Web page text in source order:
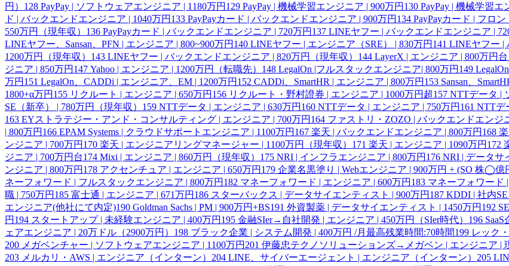
円） 128 PayPay | ソフトウェアエンジニア | 1180万円 129 PayPay | 機械学習エンジニア | 900万円 130 PayPay | 機械学習エ
ド | バックエンドエンジニア | 1040万円 133 PayPayカード | バックエンドエンジニア | 900万円 134 PayPayカード | フロ
550万円（現年収） 136 PayPayカード | バックエンドエンジニア | 720万円 137 LINEヤフー | バックエンドエンジニア |
LINEヤフー、Sansan、PFN | エンジニア | 800~900万円 140 LINEヤフー | エンジニア（SRE） | 830万円 141 LINEヤフー |
1200万円（現年収） 143 LINEヤフー | バックエンドエンジニア | 820万円（現年収） 144 LayerX | エンジニア | 800万円台
ジニア | 850万円 147 Yahoo | エンジニア | 1200万円（転職先） 148 LegalOn |フルスタックエンジニア| 800万円 149
万円 151 LegalOn、CADDi | エンジニア、EM | 1200万円 152 CADDi、SmartHR | エンジニア | 800万円 153 Sansan、
1800+α万円 155 リクルート | エンジニア | 650万円 156 リクルート・野村證券 | エンジニア | 1000万円超157 NTTデータ |
SE（新卒） | 780万円（現年収） 159 NTTデータ | エンジニア | 630万円 160 NTTデータ | エンジニア | 750万円 161 NTTデ
163 EYストラテジー・アンド・コンサルティング | エンジニア | 700万円 164 ファストリ・ZOZO | バックエンドエンジ
| 800万円 166 EPAM Systems | クラウドサポートエンジニア | 1100万円 167 楽天 | バックエンドエンジニア | 800万円 168
ンジニア | 700万円 170 楽天 | エンジニアリングマネージャー | 1100万円（現年収） 171 楽天 | エンジニア | 1090万円 172
ジニア | 700万円台174 Mixi | エンジニア | 860万円（現年収） 175 NRI | インフラエンジニア | 800万円 176 NRI | データサ
ンジニア | 800万円 178 アクセンチュア | エンジニア | 650万円 179 企業名黒塗り | Webエンジニア | 900万円 + (SO 株◯億
ネーフォワード | フルスタックエンジニア | 800万円 182 マネーフォワード | エンジニア | 600万円 183 マネーフォワード
職 | 750万円 185 富士通 | エンジニア | 671万円 186 スターバックス | データサイエンティスト | 900万円 187 KDDI | 社内SE
エンジニア(他社にて内定)190 Goldman Sachs | PM | 900万円+BS191 外資製薬 | データサイエンティスト | 1450万円 192
円 194 スタートアップ | 未経験エンジニア | 400万円 195 金融SIer→自社開発 | エンジニア | 450万円（SIer時代） 196 SaaS
ェアエンジニア | 20万ドル（2900万円） 198 ブラック企業 | システム開発 | 400万円 /月最高残業時間:70時間199 レック
200 メガベンチャー | ソフトウェアエンジニア | 1100万円 201 伊藤忠テクノソリューションズ→メガベン | エンジニア |
203 メルカリ・AWS | エンジニア（インターン） 204 LINE、サイバーエージェント | エンジニア（インターン） 205